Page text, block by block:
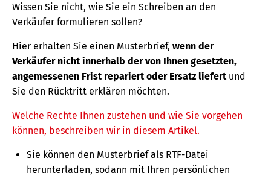
Wissen Sie nicht, wie Sie ein Schreiben an den
Verkäufer formulieren sollen?
Hier erhalten Sie einen Musterbrief, wenn der
Verkäufer nicht innerhalb der von Ihnen gesetzten,
angemessenen Frist repariert oder Ersatz liefert und
Sie den Rücktritt erklären möchten.
Welche Rechte Ihnen zustehen und wie Sie vorgehen
können, beschreiben wir in diesem Artikel.
Sie können den Musterbrief als RTF-Datei
herunterladen, sodann mit Ihren persönlichen